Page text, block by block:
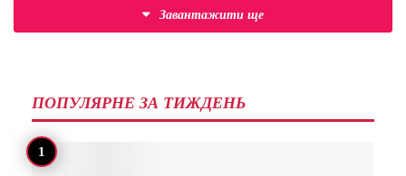
Завантажити ще
ПОПУЛЯРНЕ ЗА ТИЖДЕНЬ